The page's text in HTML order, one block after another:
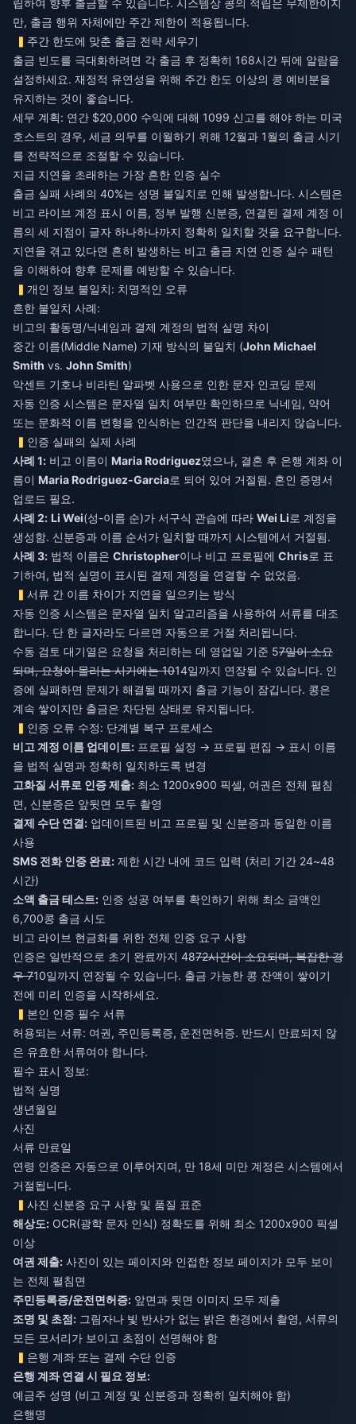
만, 출금 행위 자체에만 주간 제한이 적용됩니다.
주간 한도에 맞춘 출금 전략 세우기
출금 빈도를 극대화하려면 각 출금 후 정확히 168시간 뒤에 알람을
설정하세요. 재정적 유연성을 위해 주간 한도 이상의 콩 예비분을
유지하는 것이 좋습니다.
세무 계획: 연간 $20,000 수익에 대해 1099 신고를 해야 하는 미국
호스트의 경우, 세금 의무를 이월하기 위해 12월과 1월의 출금 시기
를 전략적으로 조절할 수 있습니다.
지급 지연을 초래하는 가장 흔한 인증 실수
출금 실패 사례의 40%는 성명 불일치로 인해 발생합니다. 시스템은
비고 라이브 계정 표시 이름, 정부 발행 신분증, 연결된 결제 계정 이
름의 세 지점이 글자 하나하나까지 정확히 일치할 것을 요구합니다.
지연을 겪고 있다면 흔히 발생하는 비고 출금 지연 인증 실수 패턴
을 이해하여 향후 문제를 예방할 수 있습니다.
개인 정보 불일치: 치명적인 오류
흔한 불일치 사례:
비고의 활동명/닉네임과 결제 계정의 법적 실명 차이
중간 이름(Middle Name) 기재 방식의 불일치 (John Michael
Smith vs. John Smith)
악센트 기호나 비라틴 알파벳 사용으로 인한 문자 인코딩 문제
자동 인증 시스템은 문자열 일치 여부만 확인하므로 닉네임, 약어
또는 문화적 이름 변형을 인식하는 인간적 판단을 내리지 않습니다.
인증 실패의 실제 사례
사례 1: 비고 이름이 Maria Rodriguez였으나, 결혼 후 은행 계좌 이
름이 Maria Rodriguez-Garcia로 되어 있어 거절됨. 혼인 증명서
업로드 필요.
사례 2: Li Wei(성-이름 순)가 서구식 관습에 따라 Wei Li로 계정을
생성함. 신분증과 이름 순서가 일치할 때까지 시스템에서 거절됨.
사례 3: 법적 이름은 Christopher이나 비고 프로필에 Chris로 표
기하여, 법적 실명이 표시된 결제 계정을 연결할 수 없었음.
서류 간 이름 차이가 지연을 일으키는 방식
자동 인증 시스템은 문자열 일치 알고리즘을 사용하여 서류를 대조
합니다. 단 한 글자라도 다르면 자동으로 거절 처리됩니다.
수동 검토 대기열은 요청을 처리하는 데 영업일 기준 57일이 소요
되며, 요청이 몰리는 시기에는 1014일까지 연장될 수 있습니다. 인
증에 실패하면 문제가 해결될 때까지 출금 기능이 잠깁니다. 콩은
계속 쌓이지만 출금은 차단된 상태로 유지됩니다.
인증 오류 수정: 단계별 복구 프로세스
비고 계정 이름 업데이트: 프로필 설정 → 프로필 편집 → 표시 이름
을 법적 실명과 정확히 일치하도록 변경
고화질 서류로 인증 제출: 최소 1200x900 픽셀, 여권은 전체 펼침
면, 신분증은 앞뒷면 모두 촬영
결제 수단 연결: 업데이트된 비고 프로필 및 신분증과 동일한 이름
사용
SMS 전화 인증 완료: 제한 시간 내에 코드 입력 (처리 기간 24~48
시간)
소액 출금 테스트: 인증 성공 여부를 확인하기 위해 최소 금액인
6,700콩 출금 시도
비고 라이브 현금화를 위한 전체 인증 요구 사항
인증은 일반적으로 초기 완료까지 4872시간이 소요되며, 복잡한 경
우 710일까지 연장될 수 있습니다. 출금 가능한 콩 잔액이 쌓이기
전에 미리 인증을 시작하세요.
본인 인증 필수 서류
허용되는 서류: 여권, 주민등록증, 운전면허증. 반드시 만료되지 않
은 유효한 서류여야 합니다.
필수 표시 정보:
법적 실명
생년월일
사진
서류 만료일
연령 인증은 자동으로 이루어지며, 만 18세 미만 계정은 시스템에서
거절됩니다.
사진 신분증 요구 사항 및 품질 표준
해상도: OCR(광학 문자 인식) 정확도를 위해 최소 1200x900 픽셀
이상
여권 제출: 사진이 있는 페이지와 인접한 정보 페이지가 모두 보이
는 전체 펼침면
주민등록증/운전면허증: 앞면과 뒷면 이미지 모두 제출
조명 및 초점: 그림자나 빛 반사가 없는 밝은 환경에서 촬영, 서류의
모든 모서리가 보이고 초점이 선명해야 함
은행 계좌 또는 결제 수단 인증
은행 계좌 연결 시 필요 정보:
예금주 성명 (비고 계정 및 신분증과 정확히 일치해야 함)
은행명